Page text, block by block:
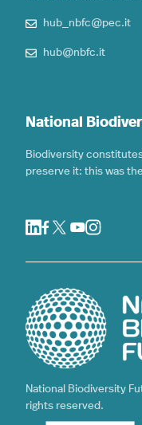
hub_nbfc@pec.it
hub@nbfc.it
National
Biodiversity
preserve it: this was
National Biodiversity
rights reserved.